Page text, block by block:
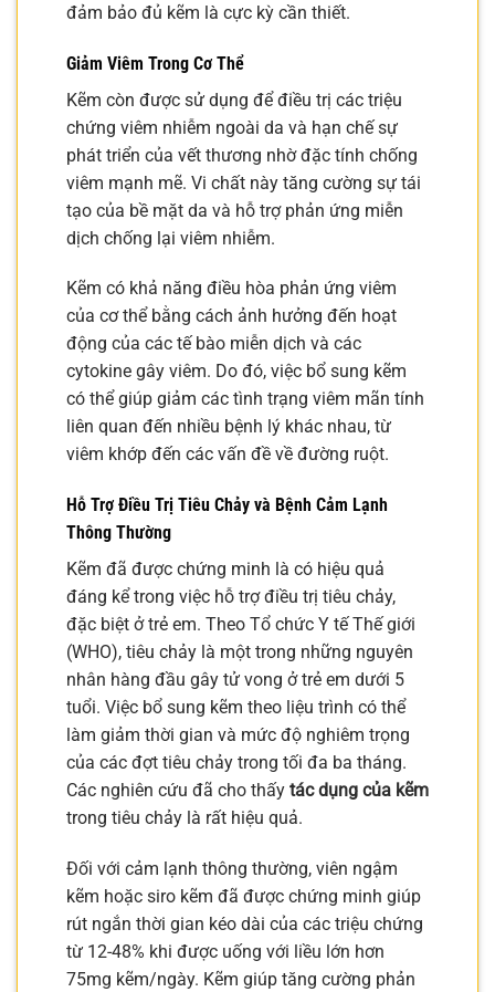
đảm bảo đủ kẽm là cực kỳ cần thiết.
Giảm Viêm Trong Cơ Thể
Kẽm còn được sử dụng để điều trị các triệu
chứng viêm nhiễm ngoài da và hạn chế sự
phát triển của vết thương nhờ đặc tính chống
viêm mạnh mẽ. Vi chất này tăng cường sự tái
tạo của bề mặt da và hỗ trợ phản ứng miễn
dịch chống lại viêm nhiễm.
Kẽm có khả năng điều hòa phản ứng viêm
của cơ thể bằng cách ảnh hưởng đến hoạt
động của các tế bào miễn dịch và các
cytokine gây viêm. Do đó, việc bổ sung kẽm
có thể giúp giảm các tình trạng viêm mãn tính
liên quan đến nhiều bệnh lý khác nhau, từ
viêm khớp đến các vấn đề về đường ruột.
Hỗ Trợ Điều Trị Tiêu Chảy và Bệnh Cảm Lạnh
Thông Thường
Kẽm đã được chứng minh là có hiệu quả
đáng kể trong việc hỗ trợ điều trị tiêu chảy,
đặc biệt ở trẻ em. Theo Tổ chức Y tế Thế giới
(WHO), tiêu chảy là một trong những nguyên
nhân hàng đầu gây tử vong ở trẻ em dưới 5
tuổi. Việc bổ sung kẽm theo liệu trình có thể
làm giảm thời gian và mức độ nghiêm trọng
của các đợt tiêu chảy trong tối đa ba tháng.
Các nghiên cứu đã cho thấy tác dụng của kẽm
trong tiêu chảy là rất hiệu quả.
Đối với cảm lạnh thông thường, viên ngậm
kẽm hoặc siro kẽm đã được chứng minh giúp
rút ngắn thời gian kéo dài của các triệu chứng
từ 12-48% khi được uống với liều lớn hơn
75mg kẽm/ngày. Kẽm giúp tăng cường phản